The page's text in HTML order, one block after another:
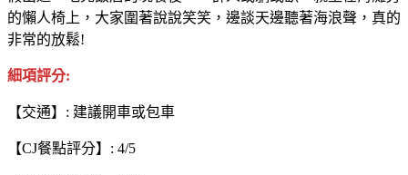
的懶人椅上，大家圍著說說笑笑，邊談天邊聽著海浪聲，真的
非常的放鬆!
細項評分:
【交通】: 建議開車或包車
【CJ餐點評分】: 4/5